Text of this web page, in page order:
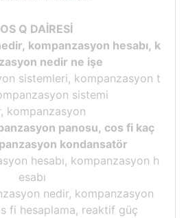
Q DAİRESİ
kompanzasyon hesabı, k
nedir ne işe
sistemleri, kompanzasyon t
sistemi
kompanzasyon
panosu, cos fi kaç
kondansatör
hesabı, kompanzasyon h
esabı
nedir, kompanzasyon
fi hesaplama, reaktif güç